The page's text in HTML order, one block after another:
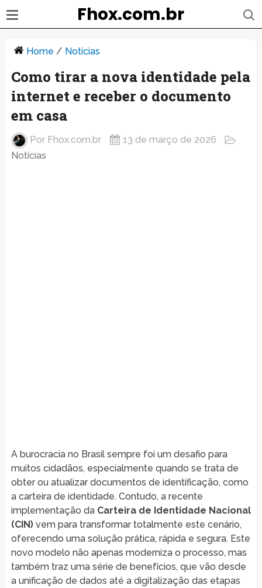
Fhox.com.br
Home / Notícias
Como tirar a nova identidade pela
internet e receber o documento
em casa
Por Fhox.com.br
13 de março de 2026
Notícias
A burocracia no Brasil sempre foi um desafio para
muitos cidadãos, especialmente quando se trata de
obter ou atualizar documentos de identificação, como
a carteira de identidade. Contudo, a recente
implementação da Carteira de Identidade Nacional
(CIN)vem para transformar totalmente este cenário,
oferecendo uma solução prática, rápida e segura. Este
novo modelo não apenas moderniza o processo, mas
também traz uma série de benefícios, que vão desde
a unificação de dados até a digitalização das etapas